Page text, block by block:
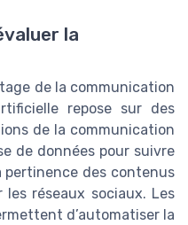
la
de la communication
repose sur des
de la communication
de données pour suivre
pertinence des contenus
les réseaux sociaux. Les
d’automatiser la